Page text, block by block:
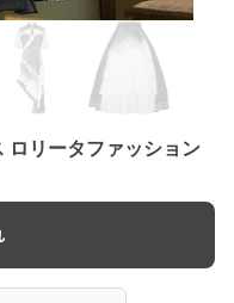
ロリータファッション